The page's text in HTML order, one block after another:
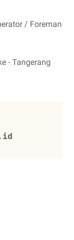
/ Foreman
- Tangerang